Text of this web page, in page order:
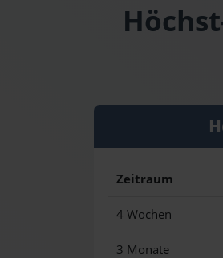
Zeitraum
4 Wochen
3 Monate